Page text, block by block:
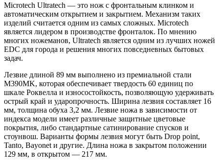
Microtech Ultratech — это нож с фронтальным клинком и
автоматическим открытием и закрытием. Механизм таких
изделий считается одним из самых сложных. Microtech
является лидером в производстве фронталок. По мнению
многих ножеманов, Ultratech является одним из лучших ножей
EDC для города и решения многих повседневных бытовых
задач.
Лезвие длиной 89 мм выполнено из премиальной стали
M390MK, которая обеспечивает твердость 60 единиц по
шкале Роквелла и износостойкость, позволяющую удерживать
острый край и ударопрочность. Ширина лезвия составляет 16
мм, толщина обуха 3,2 мм. Лезвие ножа в зависимости от
индекса модели имеет различные защитные цветовые
покрытия, либо стандартные сатинирование спусков и
стоунвош. Варианты формы лезвия могут быть Drop point,
Tanto, Bayonet и другие. Длина ножа в закрытом положении
129 мм, в открытом — 217 мм.